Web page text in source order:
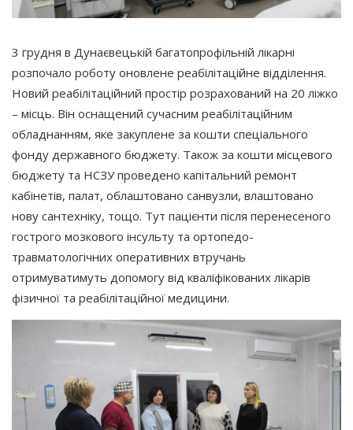
3 грудня в Дунаєвецькій багатопрофільній лікарні
розпочало роботу оновлене реабілітаційне відділення.
Новий реабілітаційний простір розрахований на 20 ліжко
– місць. Він оснащений сучасним реабілітаційним
обладнанням, яке закуплене за кошти спеціального
фонду державного бюджету. Також за кошти місцевого
бюджету та НСЗУ проведено капітальний ремонт
кабінетів, палат, облаштовано санвузли, влаштовано
нову сантехніку, тощо. Тут пацієнти після перенесеного
гострого мозкового інсульту та ортопедо-
травматологічних оперативних втручань
отримуватимуть допомогу від кваліфікованих лікарів
фізичної та реабілітаційної медицини.